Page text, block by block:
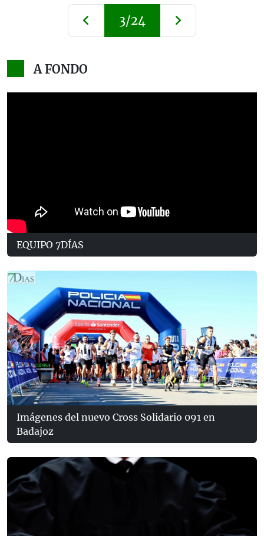
3/24
A FONDO
EQUIPO 7DÍAS
Imágenes del nuevo Cross Solidario 091 en
Badajoz